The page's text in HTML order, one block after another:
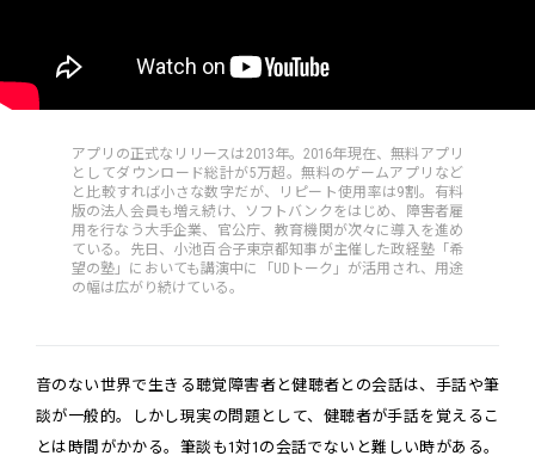
アプリの正式なリリースは2013年。2016年現在、無料アプリ
としてダウンロード総計が5万超。無料のゲームアプリなど
と比較すれば小さな数字だが、リピート使用率は9割。有料
版の法人会員も増え続け、ソフトバンクをはじめ、障害者雇
用を行なう大手企業、官公庁、教育機関が次々に導入を進め
ている。先日、小池百合子東京都知事が主催した政経塾「希
望の塾」においても講演中に「UDトーク」が活用され、用途
の幅は広がり続けている。
音のない世界で生きる聴覚障害者と健聴者との会話は、手話や筆
談が一般的。しかし現実の問題として、健聴者が手話を覚えるこ
とは時間がかかる。筆談も1対1の会話でないと難しい時がある。